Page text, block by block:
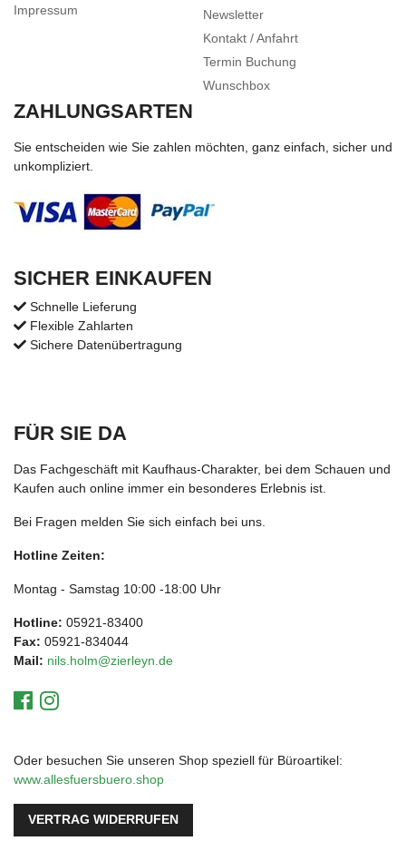
Impressum
Newsletter
Kontakt / Anfahrt
Termin Buchung
Wunschbox
ZAHLUNGSARTEN
Sie entscheiden wie Sie zahlen möchten, ganz einfach, sicher und
unkompliziert.
SICHER EINKAUFEN
Schnelle Lieferung
Flexible Zahlarten
Sichere Datenübertragung
FÜR SIE DA
Das Fachgeschäft mit Kaufhaus-Charakter, bei dem Schauen und
Kaufen auch online immer ein besonderes Erlebnis ist.
Bei Fragen melden Sie sich einfach bei uns.
Hotline Zeiten:
Montag - Samstag 10:00 -18:00 Uhr
Hotline: 05921-83400
Fax: 05921-834044
Mail: nils.holm@zierleyn.de
Oder besuchen Sie unseren Shop speziell für Büroartikel:
www.allesfuersbuero.shop
VERTRAG WIDERRUFEN